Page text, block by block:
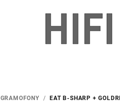
GRAMOFONY / EAT B-SHARP +